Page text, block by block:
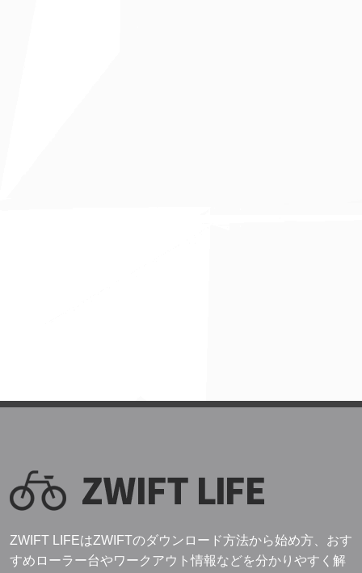
ZWIFT LIFEはZWIFTのダウンロード方法から始め方、おす
すめローラー台やワークアウト情報などを分かりやすく解